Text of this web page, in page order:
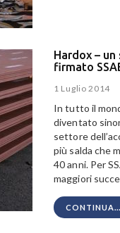
Hardox – un
firmato
1 Luglio 2014
In tutto il
diventato
settore
più salda che
40 anni. Per
maggiori
CONTINUA...